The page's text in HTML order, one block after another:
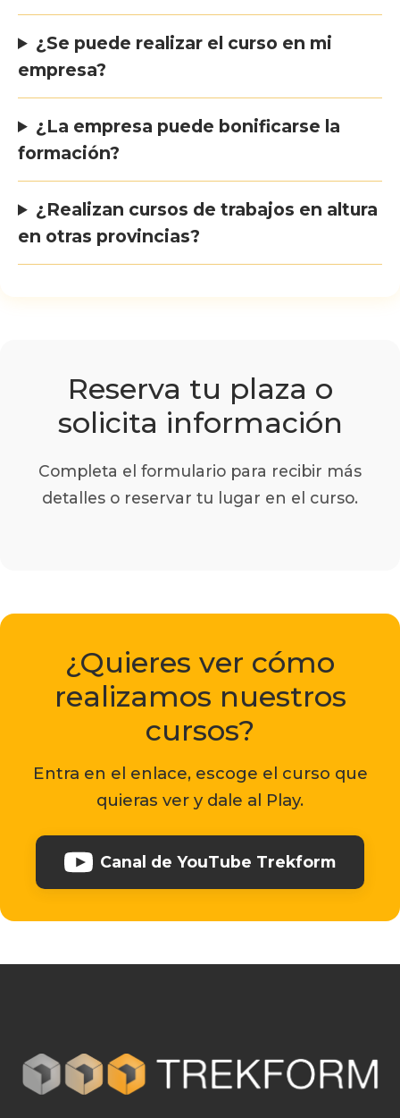
¿Se puede realizar el curso en mi
empresa?
¿La empresa puede bonificarse la
formación?
¿Realizan cursos de trabajos en altura
en otras provincias?
Reserva tu plaza o
solicita información
Completa el formulario para recibir más
detalles o reservar tu lugar en el curso.
¿Quieres ver cómo
realizamos nuestros
cursos?
Entra en el enlace, escoge el curso que
quieras ver y dale al Play.
Canal de YouTube Trekform